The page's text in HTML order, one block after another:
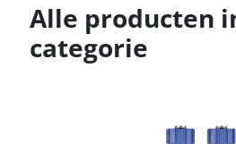
Alle producten
categorie